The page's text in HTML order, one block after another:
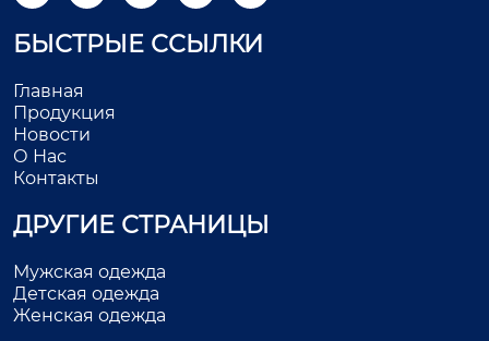
БЫСТРЫЕ ССЫЛКИ
Главная
Продукция
Новости
О Нас
Контакты
ДРУГИЕ СТРАНИЦЫ
Мужская одежда
Детская одежда
Женская одежда